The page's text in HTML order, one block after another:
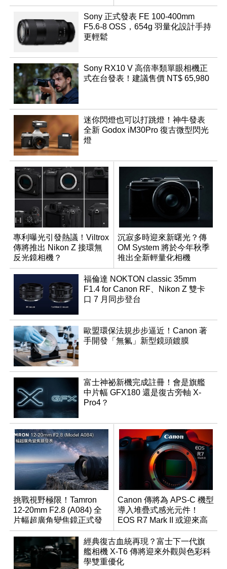
幻規格
Sony 正式發表 FE 100-400mm
F5.6-8 OSS，654g 羽量化設計手持
更輕鬆
Sony RX10 V 高倍率類單眼相機正
式在台發表！建議售價 NT$ 65,980
迷你閃燈也可以打跳燈！神牛發表
全新 Godox iM30Pro 復古微型閃光
燈
專利曝光引發熱議！Viltrox
傳將推出 Nikon Z 接環無
反光鏡相機？
沉寂多時迎來新曙光？傳
OM System 將於今年秋季
推出全新輕量化相機
福倫達 NOKTON classic 35mm
F1.4 for Canon RF、Nikon Z 雙卡
口 7 月同步登台
歐盟環保法規步步逼近！Canon 著
手開發「無氟」新型鏡頭鍍膜
富士神祕新機完成註冊！會是旗艦
中片幅 GFX180 還是復古旁軸 X-
Pro4？
挑戰視野極限！Tamron
12-20mm F2.8 (A084) 全
片幅超廣角變焦鏡正式發
表
Canon 傳將為 APS-C 機型
導入堆疊式感光元件！
EOS R7 Mark II 或迎來高
速讀出升級
經典復古血統再現？富士下一代旗
艦相機 X-T6 傳將迎來外觀與色彩科
學雙重優化